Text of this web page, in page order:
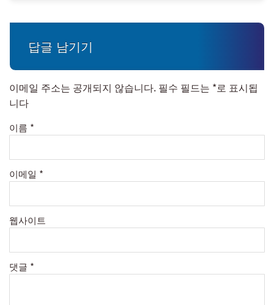
답글 남기기
이메일 주소는 공개되지 않습니다. 필수 필드는 *로 표시됩
니다
이름 *
이메일 *
웹사이트
댓글 *